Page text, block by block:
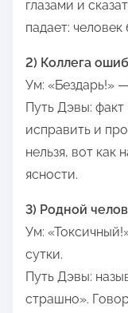
глазами и
падает:
2) Коллега
Ум: «Бездарь!»
Путь Дэвы:
исправить и
нельзя, вот как
ясности.
3) Родной
Ум:
сутки.
Путь Дэвы:
страшно».